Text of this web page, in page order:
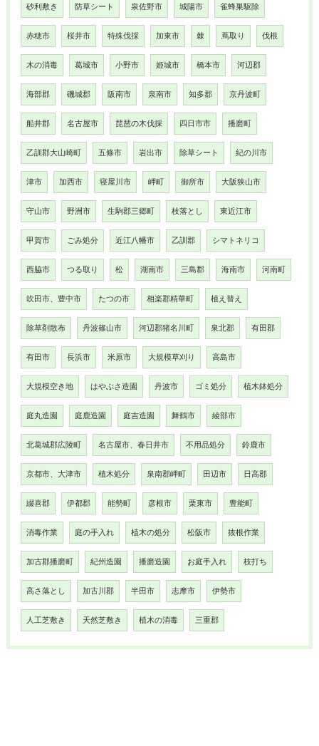
砂利敷き 防草シート 泉佐野市 城陽市 雀蜂巣駆除
赤穂市 桜井市 特殊伐採 加東市 棘 蔦取り 伐根
木の消毒 葛城市 小野市 姫城市 橋本市 河辺郡
海部郡 磯城郡 阪南市 泉南市 知多郡 京丹波町
船井郡 名古屋市 琵琶の木伐採 四日市市 播磨町
乙訓郡大山崎町 五條市 岩出市 除草シート 紀の川市
津市 加西市 寝屋川市 岬町 御所市 大阪狭山市
守山市 野洲市 生駒郡三郷町 枝落とし 東近江市
甲賀市 ごみ処分 近江八幡市 乙訓郡 シマトネリコ
西脇市 つる取り 松 湖南市 三島郡 海南市 河南町
吹田市、豊中市 たつの市 相楽郡精華町 植え替え
除草剤散布 丹波篠山市 河辺郡猪名川町 泉北郡 有田郡
有田市 長浜市 米原市 大規模草刈り 高島市
大規模空き地 はやぶさ造園 丹波市 ゴミ処分 植木鉢処分
庭丸造園 庭鹿造園 庭吉造園 舞鶴市 綾部市
北葛城郡広陵町 名古屋市、春日井市 不用品処分 鈴鹿市
京都市、大津市 植木処分 泉南郡岬町 田辺市 日高郡
綴喜郡 伊都郡 能勢町 彦根市 栗東市 豊能町
消毒作業 庭の手入れ 植木の処分 松阪市 抜根作業
加古郡播磨町 紀州造園 播磨造園 お庭手入れ 枝打ち
高さ落とし 加古川郡 半田市 志摩市 伊勢市
人工芝敷き 天然芝敷き 植木の消毒 三重郡